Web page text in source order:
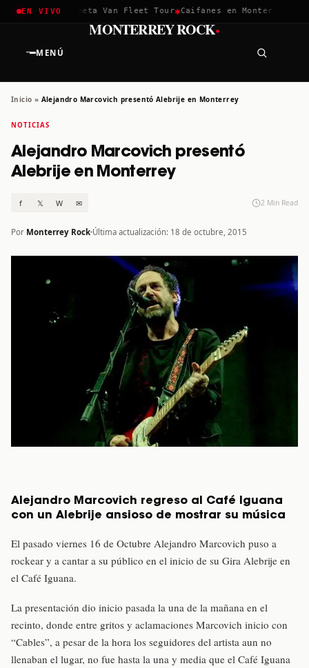
EN VIVO
2026✱Greta Van Fleet Tour✱Caifanes en Monterrey · 12
MENÚ
MONTERREY ROCK·
Inicio » Alejandro Marcovich presentó Alebrije en Monterrey
NOTICIAS
Alejandro Marcovich presentó
Alebrije en Monterrey
f 𝕏 W ✉ 2 Min Read
Por Monterrey Rock Última actualización: 18 de octubre, 2015
Alejandro Marcovich regreso al Café Iguana
con un Alebrije ansioso de mostrar su música
El pasado viernes 16 de Octubre Alejandro Marcovich puso a
rockear y a cantar a su público en el inicio de su Gira Alebrije en
el Café Iguana.
La presentación dio inicio pasada la una de la mañana en el
recinto, donde entre gritos y aclamaciones Marcovich inicio con
“Cables”, a pesar de la hora los seguidores del artista aun no
llenaban el lugar, no fue hasta la una y media que el Café Iguana